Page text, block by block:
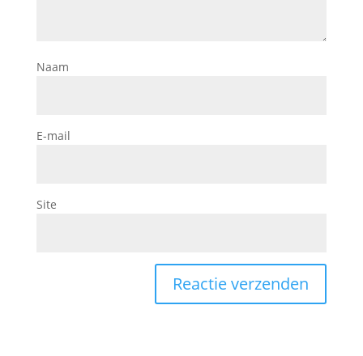
Naam
E-mail
Site